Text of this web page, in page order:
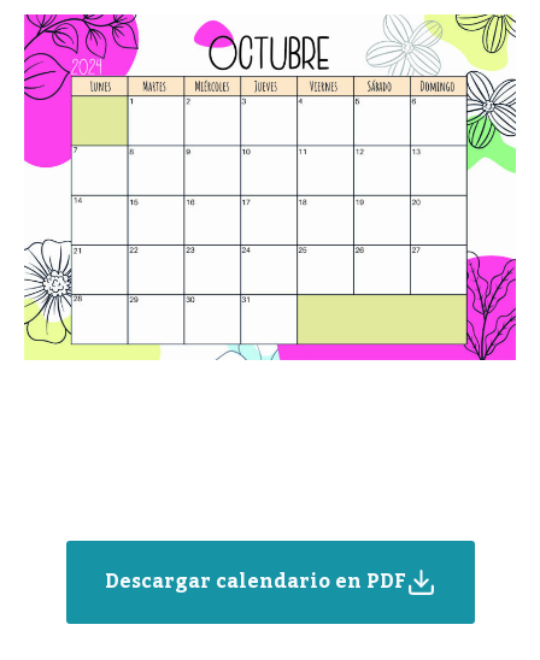
Descargar calendario en PDF